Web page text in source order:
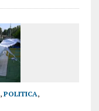
, POLITICA,